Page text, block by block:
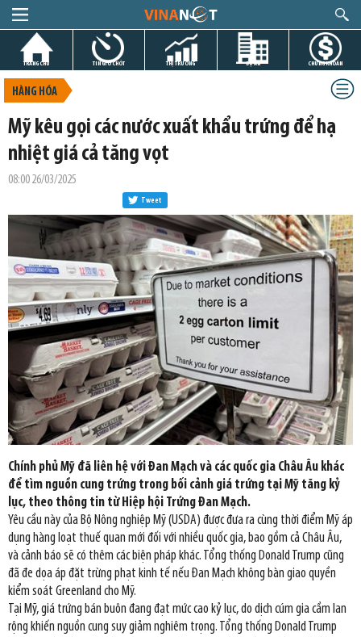
TRANG CHỦ TIN GIỜ CHÓT THỊ TRƯỜNG DỰ ÁN CHỨNG KHOÁN
HÀNG HÓA
Mỹ kêu gọi các nước xuất khẩu trứng để hạ
nhiệt giá cả tăng vọt
08:00 26/03/2025
Tweet
Chính phủ Mỹ đã liên hệ với Đan Mạch và các quốc gia Châu Âu khác
để tìm nguồn cung trứng trong bối cảnh giá trứng tại Mỹ tăng kỷ
lục, theo thông tin từ Hiệp hội Trứng Đan Mạch.
Yêu cầu này của Bộ Nông nghiệp Mỹ (USDA) được đưa ra cùng thời điểm Mỹ áp
dụng hàng loạt thuế quan mới đối với nhiều quốc gia, bao gồm cả Châu Âu,
và cảnh báo sẽ có thêm các biện pháp khác. Tổng thống Donald Trump cũng
đã đe dọa áp đặt trừng phạt kinh tế nếu Đan Mạch không bàn giao quyền
kiểm soát Greenland cho Mỹ.
Tại Mỹ, giá trứng bán buôn đang đạt mức cao kỷ lục, do dịch cúm gia cầm lan
rộng khiến nguồn cung suy giảm nghiêm trọng. Tổng thống Donald Trump